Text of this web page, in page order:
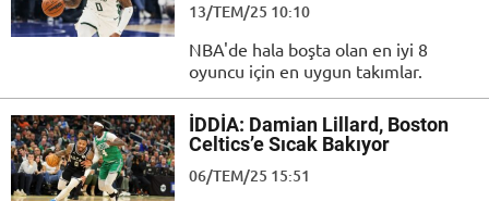
13/TEM/25 10:10
NBA'de hala boşta olan en iyi 8
oyuncu için en uygun takımlar.
İDDİA: Damian Lillard, Boston
Celtics’e Sıcak Bakıyor
06/TEM/25 15:51